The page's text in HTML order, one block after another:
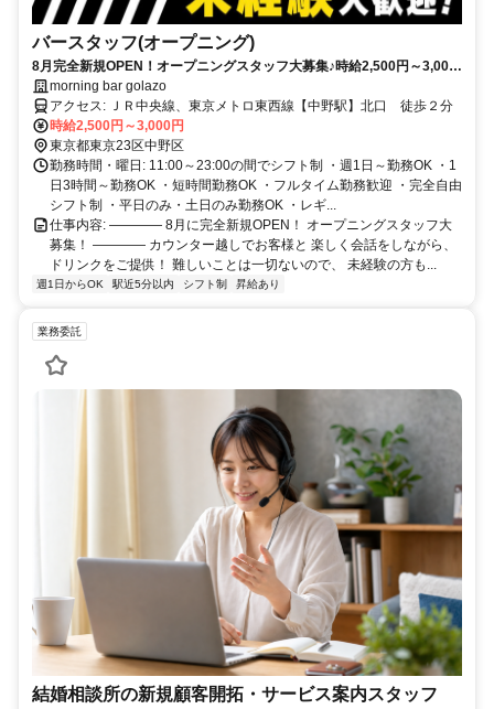
バースタッフ(オープニング)
8月完全新規OPEN！オープニングスタッフ大募集♪時給2,500円～3,000
円＆全額日払いOK！週1日・1日3時間～勤務OK◎
morning bar golazo
アクセス: ＪＲ中央線、東京メトロ東西線【中野駅】北口 徒歩２分
時給2,500円～3,000円
東京都東京23区中野区
勤務時間・曜日: 11:00～23:00の間でシフト制 ・週1日～勤務OK ・1
日3時間～勤務OK ・短時間勤務OK ・フルタイム勤務歓迎 ・完全自由
シフト制 ・平日のみ・土日のみ勤務OK ・レギ...
仕事内容: ―――― 8月に完全新規OPEN！ オープニングスタッフ大
募集！ ―――― カウンター越しでお客様と 楽しく会話をしながら、
ドリンクをご提供！ 難しいことは一切ないので、 未経験の方も...
週1日からOK 駅近5分以内 シフト制 昇給あり
業務委託
結婚相談所の新規顧客開拓・サービス案内スタッフ